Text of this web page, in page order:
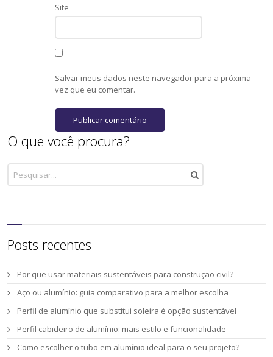
Site
Salvar meus dados neste navegador para a próxima
vez que eu comentar.
O que você procura?
Posts recentes
Por que usar materiais sustentáveis para construção civil?
Aço ou alumínio: guia comparativo para a melhor escolha
Perfil de alumínio que substitui soleira é opção sustentável
Perfil cabideiro de alumínio: mais estilo e funcionalidade
Como escolher o tubo em alumínio ideal para o seu projeto?